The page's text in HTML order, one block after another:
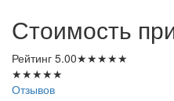
Стоимость
Рейтинг 5.00★★★★★
★★★★★
Отзывов